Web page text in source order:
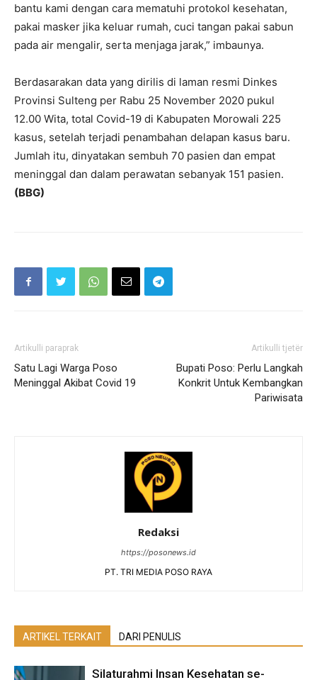
bantu kami dengan cara mematuhi protokol kesehatan,
pakai masker jika keluar rumah, cuci tangan pakai sabun
pada air mengalir, serta menjaga jarak,” imbaunya.
Berdasarakan data yang dirilis di laman resmi Dinkes
Provinsi Sulteng per Rabu 25 November 2020 pukul
12.00 Wita, total Covid-19 di Kabupaten Morowali 225
kasus, setelah terjadi penambahan delapan kasus baru.
Jumlah itu, dinyatakan sembuh 70 pasien dan empat
meninggal dan dalam perawatan sebanyak 151 pasien.
(BBG)
Artikulli paraprak
Satu Lagi Warga Poso
Meninggal Akibat Covid 19
Artikulli tjetër
Bupati Poso: Perlu Langkah
Konkrit Untuk Kembangkan
Pariwisata
Redaksi
https://posonews.id
PT. TRI MEDIA POSO RAYA
ARTIKEL TERKAIT DARI PENULIS
Silaturahmi Insan Kesehatan se-